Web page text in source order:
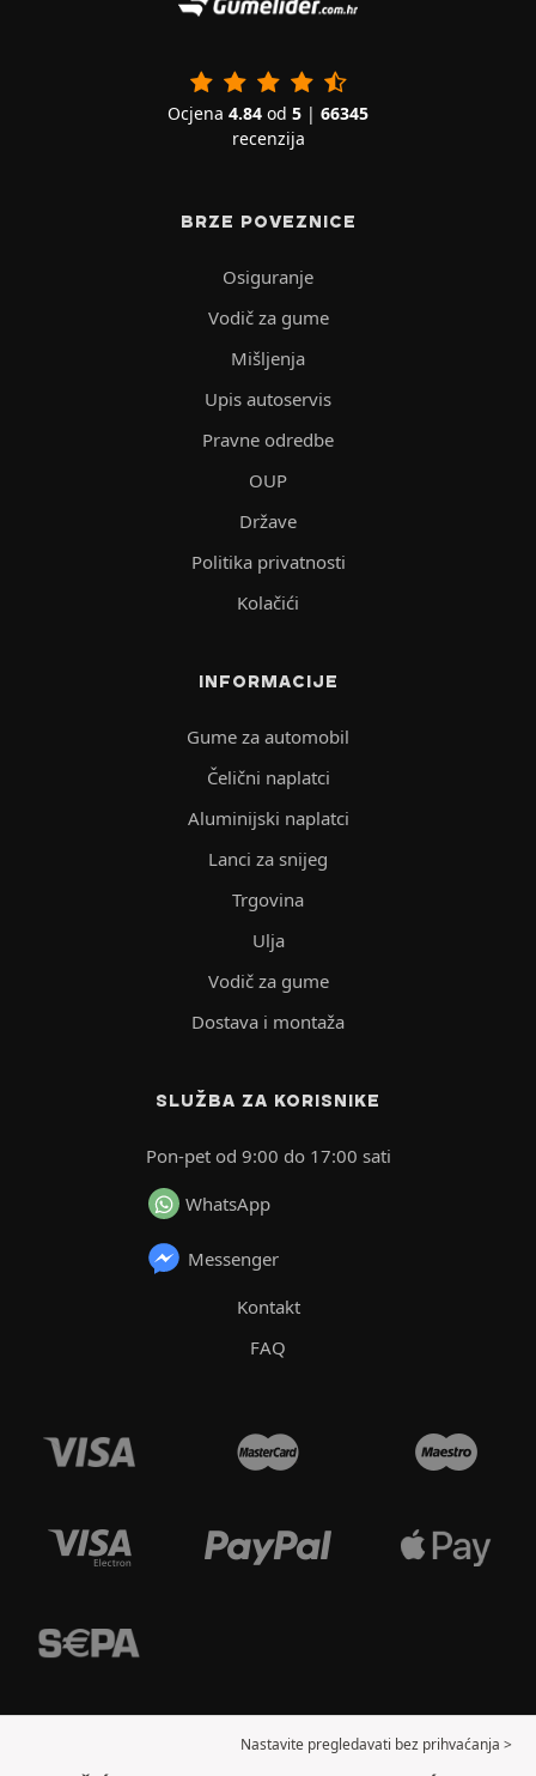
Ocjena 4.84 od 5 | 66345
recenzija
BRZE POVEZNICE
Osiguranje
Vodič za gume
Mišljenja
Upis autoservis
Pravne odredbe
OUP
Države
Politika privatnosti
Kolačići
INFORMACIJE
Gume za automobil
Čelični naplatci
Aluminijski naplatci
Lanci za snijeg
Trgovina
Ulja
Vodič za gume
Dostava i montaža
SLUŽBA ZA KORISNIKE
Pon-pet od 9:00 do 17:00 sati
WhatsApp
Messenger
Kontakt
FAQ
Nastavite pregledavati bez prihvaćanja >